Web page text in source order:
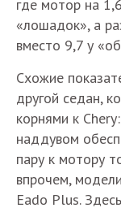
где мотор на
«лошадок», а
вместо 9,7 у
Схожие
другой седан,
корнями к
наддувом
пару к мотору
впрочем,
Eado Plus.